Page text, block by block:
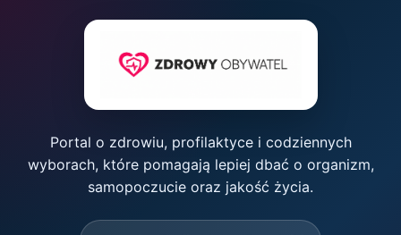
Portal o zdrowiu, profilaktyce i codziennych
wyborach, które pomagają lepiej dbać o organizm,
samopoczucie oraz jakość życia.